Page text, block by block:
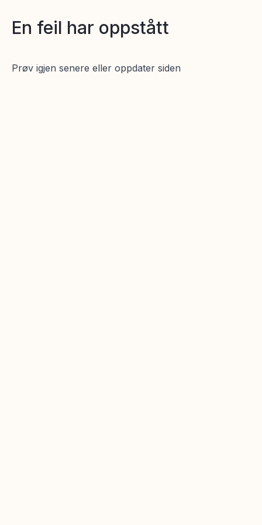
En feil har oppstått
Prøv igjen senere eller oppdater siden